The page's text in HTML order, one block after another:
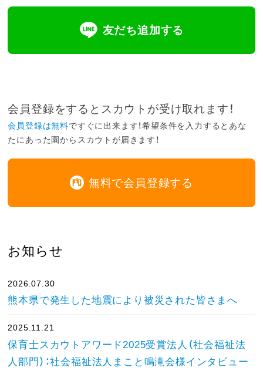
友だち追加する
会員登録をするとスカウトが受け取れます！
会員登録は無料ですぐに出来ます！希望条件を入力するとあな
たにあった園からスカウトが届きます！
無料で会員登録する
お知らせ
2026.07.30
熊本県で発生した地震により被災された皆さまへ
2025.11.21
保育士スカウトアワード2025受賞法人（社会福祉法
人部門）：社会福祉法人まこと鳴滝会様インタビュー